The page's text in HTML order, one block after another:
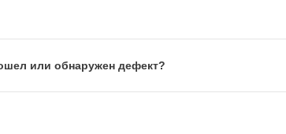
или обнаружен дефект?